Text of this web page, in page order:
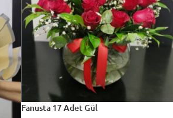
Fanusta 17 Adet Gül